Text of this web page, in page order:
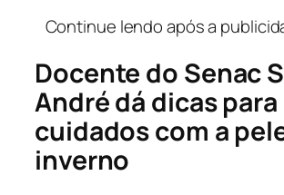
Continue lendo após a
Docente do Senac
André dá dicas para
cuidados com a
inverno